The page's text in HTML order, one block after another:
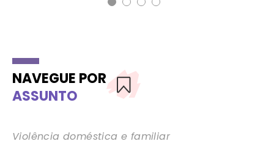
NAVEGUE POR
ASSUNTO
Violência doméstica e familiar